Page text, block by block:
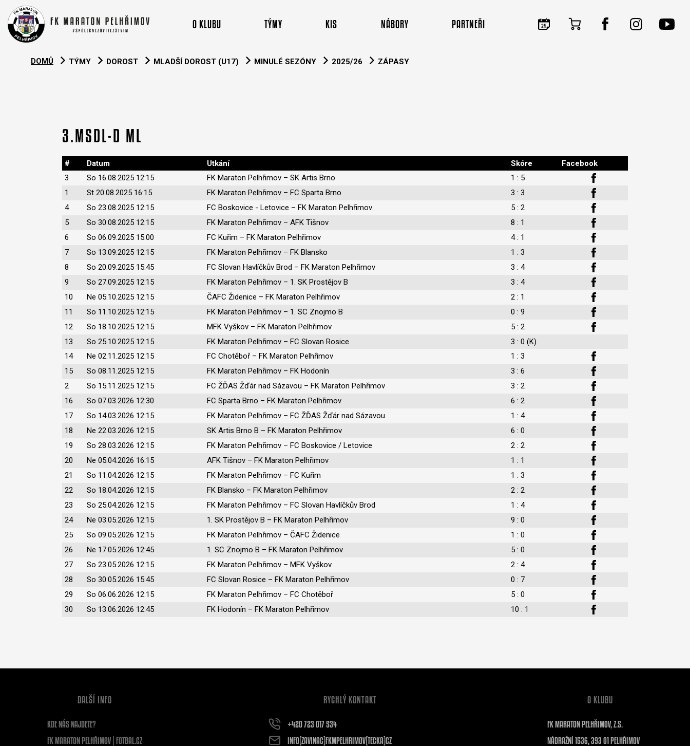
O KLUBU TÝMY KIS NÁBORY PARTNEŘI
DOMŮ TÝMY DOROST MLADŠÍ DOROST (U17) MINULÉ SEZÓNY 2025/26 ZÁPASY
3.MSDL-D ML
# Datum Utkání Skóre
Facebook
3
So 16.08.2025 12:15 FK Maraton Pelhřimov – SK Artis Brno
1 : 5
1
St 20.08.2025 16:15 FK Maraton Pelhřimov – FC Sparta Brno
3 : 3
4
So 23.08.2025 12:15 FC Boskovice - Letovice – FK Maraton Pelhřimov
5 : 2
5
So 30.08.2025 12:15 FK Maraton Pelhřimov – AFK Tišnov
8 : 1
6
So 06.09.2025 15:00 FC Kuřim – FK Maraton Pelhřimov
4 : 1
7
So 13.09.2025 12:15 FK Maraton Pelhřimov – FK Blansko
1 : 3
8
So 20.09.2025 15:45 FC Slovan Havlíčkův Brod – FK Maraton Pelhřimov
3 : 4
9
So 27.09.2025 12:15 FK Maraton Pelhřimov – 1. SK Prostějov B
3 : 4
10
Ne 05.10.2025 12:15 ČAFC Židenice – FK Maraton Pelhřimov
2 : 1
11
So 11.10.2025 12:15 FK Maraton Pelhřimov – 1. SC Znojmo B
0 : 9
12
So 18.10.2025 12:15 MFK Vyškov – FK Maraton Pelhřimov
5 : 2
13
So 25.10.2025 12:15 FK Maraton Pelhřimov – FC Slovan Rosice
3 : 0 (K)
14
Ne 02.11.2025 12:15 FC Chotěboř – FK Maraton Pelhřimov
1 : 3
15
So 08.11.2025 12:15 FK Maraton Pelhřimov – FK Hodonín
3 : 6
2
So 15.11.2025 12:15 FC ŽĎAS Žďár nad Sázavou – FK Maraton Pelhřimov
3 : 2
16
So 07.03.2026 12:30 FC Sparta Brno – FK Maraton Pelhřimov
6 : 2
17
So 14.03.2026 12:15 FK Maraton Pelhřimov – FC ŽĎAS Žďár nad Sázavou
1 : 4
18
Ne 22.03.2026 12:15 SK Artis Brno B – FK Maraton Pelhřimov
6 : 0
19
So 28.03.2026 12:15 FK Maraton Pelhřimov – FC Boskovice / Letovice
2 : 2
20
Ne 05.04.2026 16:15 AFK Tišnov – FK Maraton Pelhřimov
1 : 1
21
So 11.04.2026 12:15 FK Maraton Pelhřimov – FC Kuřim
1 : 3
22
So 18.04.2026 12:15 FK Blansko – FK Maraton Pelhřimov
2 : 2
23
So 25.04.2026 12:15 FK Maraton Pelhřimov – FC Slovan Havlíčkův Brod
1 : 4
24
Ne 03.05.2026 12:15 1. SK Prostějov B – FK Maraton Pelhřimov
9 : 0
25
So 09.05.2026 12:15 FK Maraton Pelhřimov – ČAFC Židenice
1 : 0
26
Ne 17.05.2026 12:45 1. SC Znojmo B – FK Maraton Pelhřimov
5 : 0
27
So 23.05.2026 12:15 FK Maraton Pelhřimov – MFK Vyškov
2 : 4
28
So 30.05.2026 15:45 FC Slovan Rosice – FK Maraton Pelhřimov
0 : 7
29
So 06.06.2026 12:15 FK Maraton Pelhřimov – FC Chotěboř
5 : 0
30
So 13.06.2026 12:45 FK Hodonín – FK Maraton Pelhřimov 10 : 1
DALŠÍ INFO
KDE NÁS NAJDETE?
FK MARATON PELHŘIMOV | FOTBAL.CZ
RYCHLÝ KONTAKT
+420 723 017 534
INFO(ZAVINAC)FKMPELHRIMOV(TECKA)CZ
O KLUBU
FK MARATON PELHŘIMOV, Z.S.
NÁDRAŽNÍ 1536, 393 01 PELHŘIMOV